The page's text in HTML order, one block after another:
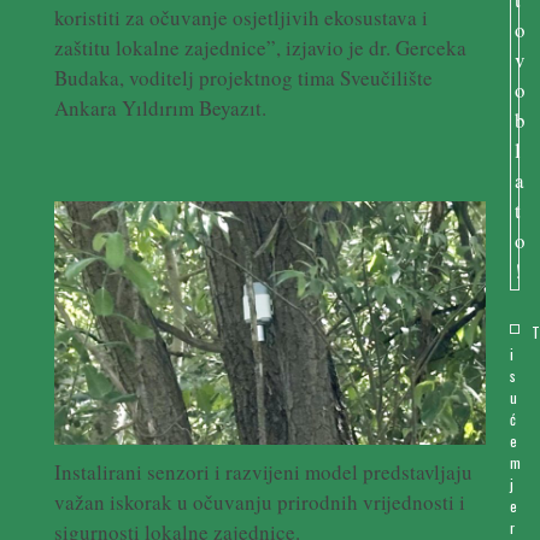
koristiti za očuvanje osjetljivih ekosustava i
zaštitu lokalne zajednice”, izjavio je dr. Gerceka
Budaka, voditelj projektnog tima Sveučilište
Ankara Yıldırım Beyazıt.
Instalirani senzori i razvijeni model predstavljaju
važan iskorak u očuvanju prirodnih vrijednosti i
sigurnosti lokalne zajednice.
T
i
s
u
ć
e
m
j
e
r